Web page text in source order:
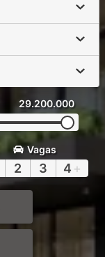
29.200.000
Vagas
2 3 4 +